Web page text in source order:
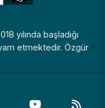
yılında başladığı
etmektedir. Özgür